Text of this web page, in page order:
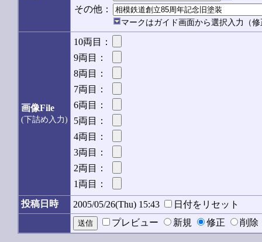
その他：
マークはガイド画面から選択入力（
画像File
(下詰め入力)
10両目：
9両目：
8両目：
7両目：
6両目：
5両目：
4両目：
3両目：
2両目：
1両目：
投稿日時 2005/05/26(Thu) 15:43
日付をリセット
プレビュー
新規 修正 削